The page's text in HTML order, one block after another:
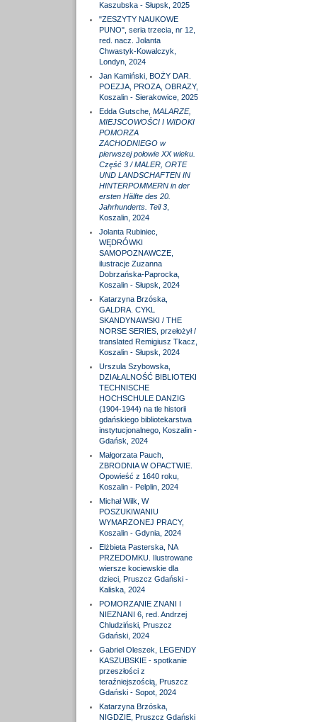
Kaszubska - Słupsk, 2025
"ZESZYTY NAUKOWE
PUNO", seria trzecia, nr 12,
red. nacz. Jolanta
Chwastyk-Kowalczyk,
Londyn, 2024
Jan Kamiński, BOŻY DAR.
POEZJA, PROZA, OBRAZY,
Koszalin - Sierakowice, 2025
Edda Gutsche, MALARZE,
MIEJSCOWOŚCI I WIDOKI
POMORZA
ZACHODNIEGO w
pierwszej połowie XX wieku.
Część 3 / MALER, ORTE
UND LANDSCHAFTEN IN
HINTERPOMMERN in der
ersten Hälfte des 20.
Jahrhunderts. Teil 3,
Koszalin, 2024
Jolanta Rubiniec,
WĘDRÓWKI
SAMOPOZNAWCZE,
ilustracje Zuzanna
Dobrzańska-Paprocka,
Koszalin - Słupsk, 2024
Katarzyna Brzóska,
GALDRA. CYKL
SKANDYNAWSKI / THE
NORSE SERIES, przełożył /
translated Remigiusz Tkacz,
Koszalin - Słupsk, 2024
Urszula Szybowska,
DZIAŁALNOŚĆ BIBLIOTEKI
TECHNISCHE
HOCHSCHULE DANZIG
(1904-1944) na tle historii
gdańskiego bibliotekarstwa
instytucjonalnego, Koszalin -
Gdańsk, 2024
Małgorzata Pauch,
ZBRODNIA W OPACTWIE.
Opowieść z 1640 roku,
Koszalin - Pelplin, 2024
Michał Wilk, W
POSZUKIWANIU
WYMARZONEJ PRACY,
Koszalin - Gdynia, 2024
Elżbieta Pasterska, NA
PRZEDOMKU. Ilustrowane
wiersze kociewskie dla
dzieci, Pruszcz Gdański -
Kaliska, 2024
POMORZANIE ZNANI I
NIEZNANI 6, red. Andrzej
Chludziński, Pruszcz
Gdański, 2024
Gabriel Oleszek, LEGENDY
KASZUBSKIE - spotkanie
przeszłości z
teraźniejszością, Pruszcz
Gdański - Sopot, 2024
Katarzyna Brzóska,
NIGDZIE, Pruszcz Gdański